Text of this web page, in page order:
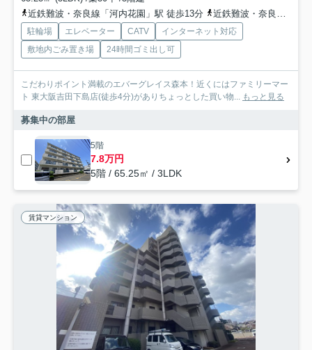
近鉄難波・奈良線「河内花園」駅 徒歩13分
近鉄難波・奈良線「東花園」駅 徒歩18分
駐輪場 エレベーター CATV
インターネット対応
敷地内ごみ置き場
24時間ゴミ出し可
こだわりポイント満載のエバーグレイス森本！近くにはファミリーマー
ト 東大阪吉田下島店(徒歩4分)がありちょっとした買い物... もっと見る
募集中の部屋
5階
7.8万円
5階 / 65.25㎡ / 3LDK
賃貸マンション